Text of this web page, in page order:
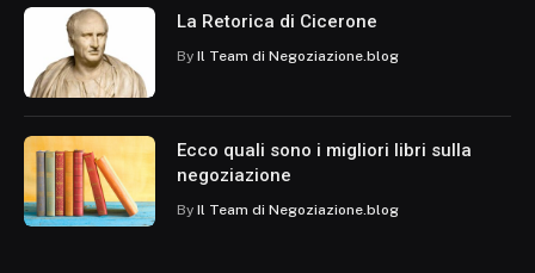
La Retorica di Cicerone
By Il Team di Negoziazione.blog
Ecco quali sono i migliori libri sulla
negoziazione
By Il Team di Negoziazione.blog